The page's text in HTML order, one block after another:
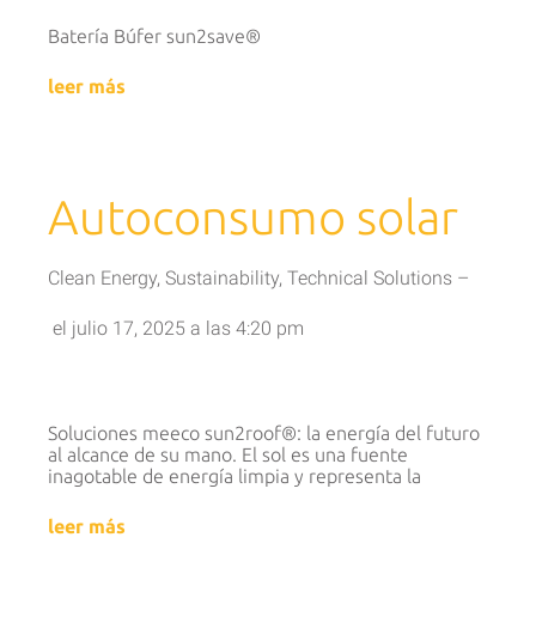
Batería Búfer sun2save®
leer más
Autoconsumo solar
Clean Energy, Sustainability, Technical Solutions –
el julio 17, 2025 a las 4:20 pm
Soluciones meeco sun2roof®: la energía del futuro
al alcance de su mano. El sol es una fuente
inagotable de energía limpia y representa la
leer más